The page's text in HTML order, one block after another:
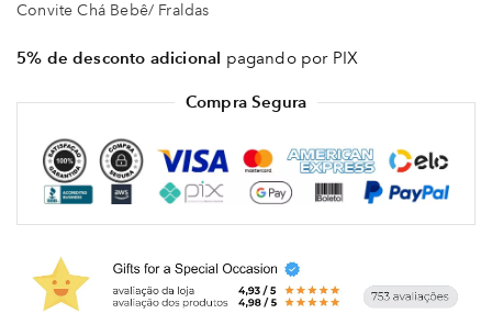
Convite Chá Bebê/ Fraldas
5% de desconto adicional pagando por PIX
Compra Segura